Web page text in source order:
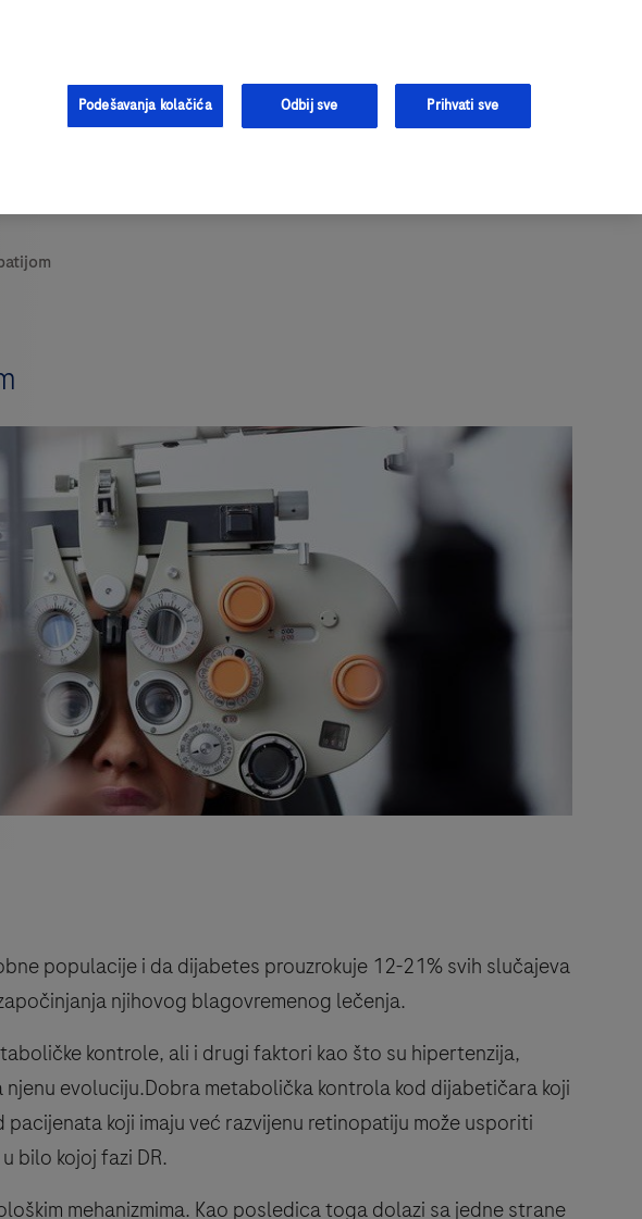
podacima o ispitivanju
Podrška
populacije i da dijabetes prouzrokuje 12-21% svih slučajeva
njihovog blagovremenog lečenja.
kontrole, ali i drugi faktori kao što su hipertenzija,
evoluciju.Dobra metabolička kontrola kod dijabetičara koji
koji imaju već razvijenu retinopatiju može usporiti
bilo kojoj fazi DR.
mehanizmima. Kao posledica toga dolazi sa jedne strane
Podešavanja kolačića Odbij sve Prihvati sve